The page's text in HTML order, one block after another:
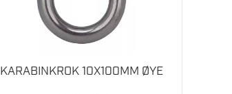
KARABINKROK 10X100MM ØYE